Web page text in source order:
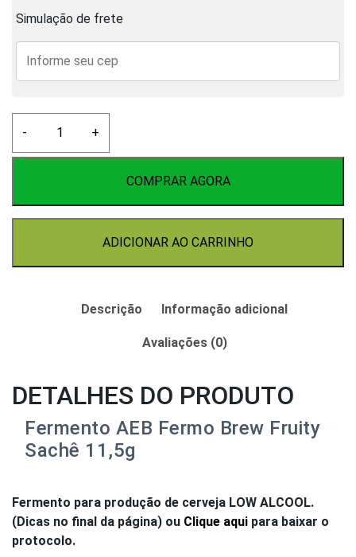
Simulação de frete
-
Fermo
Sachê
+
COMPRAR AGORA
ADICIONAR AO CARRINHO
Descrição Informação adicional
Avaliações (0)
DETALHES DO PRODUTO
Fermento AEB Fermo Brew Fruity
Sachê 11,5g
Fermento para produção de cerveja LOW ALCOOL.
(Dicas no final da página) ou Clique aqui para baixar o
protocolo.